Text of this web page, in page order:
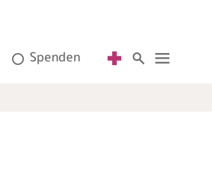
Spenden